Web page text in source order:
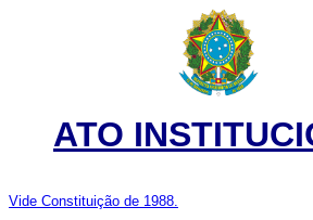
ATO
Vide Constituição de 1988.